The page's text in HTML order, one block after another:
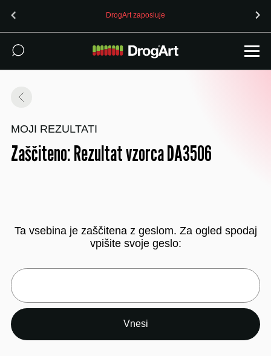
DrogArt zaposluje
MOJI REZULTATI
Zaščiteno: Rezultat vzorca DA3506
Ta vsebina je zaščitena z geslom. Za ogled spodaj
vpišite svoje geslo: